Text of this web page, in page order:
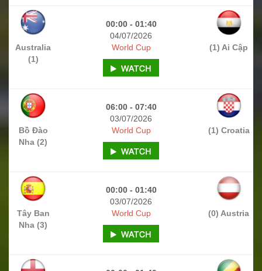
00:00 - 01:40
04/07/2026
Australia
(1)
(1) Ai Cập
World Cup
06:00 - 07:40
03/07/2026
Bồ Đào
Nha (2)
(1) Croatia
World Cup
00:00 - 01:40
03/07/2026
Tây Ban
Nha (3)
(0) Austria
World Cup